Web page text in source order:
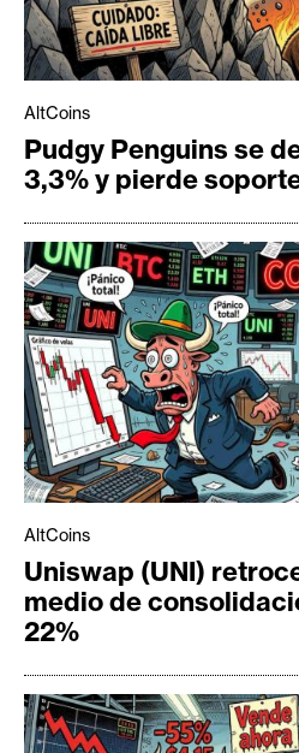
AltCoins
Pudgy Penguins se
3,3% y pierde
AltCoins
Uniswap (UNI)
medio de
22%